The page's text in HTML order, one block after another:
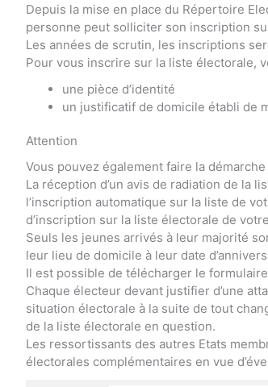
Depuis la mise en place du Répertoire
personne peut solliciter son inscription
Les années de scrutin, les inscriptions
Pour vous inscrire sur la liste électorale,
une pièce d’identité
un justificatif de domicile établi de
Attention
Vous pouvez également faire la
La réception d’un avis de radiation de la
l’inscription automatique sur la liste de
d’inscription sur la liste électorale de
Seuls les jeunes arrivés à leur majorité
leur lieu de domicile à leur date
Il est possible de télécharger le
Chaque électeur devant justifier d’une
situation électorale à la suite de tout
de la liste électorale en question.
Les ressortissants des autres Etats
électorales complémentaires en vue